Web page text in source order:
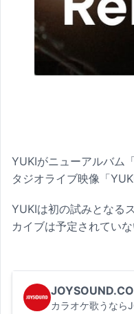
YUKIがニューアルバム
タジオライブ映像「
YUKIは初の試みとなる
カイブは予定されてい
カラオケ歌うなら